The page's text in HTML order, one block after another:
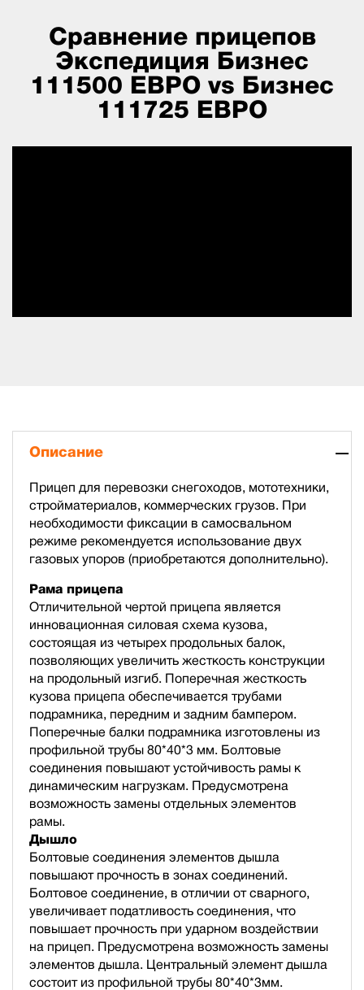
Сравнение прицепов
Экспедиция Бизнес
111500 ЕВРО vs Бизнес
111725 ЕВРО
Описание
Прицеп для перевозки снегоходов, мототехники,
стройматериалов, коммерческих грузов. При
необходимости фиксации в самосвальном
режиме рекомендуется использование двух
газовых упоров (приобретаются дополнительно).
Рама прицепа
Отличительной чертой прицепа является
инновационная силовая схема кузова,
состоящая из четырех продольных балок,
позволяющих увеличить жесткость конструкции
на продольный изгиб. Поперечная жесткость
кузова прицепа обеспечивается трубами
подрамника, передним и задним бампером.
Поперечные балки подрамника изготовлены из
профильной трубы 80*40*3 мм. Болтовые
соединения повышают устойчивость рамы к
динамическим нагрузкам. Предусмотрена
возможность замены отдельных элементов
рамы.
Дышло
Болтовые соединения элементов дышла
повышают прочность в зонах соединений.
Болтовое соединение, в отличии от сварного,
увеличивает податливость соединения, что
повышает прочность при ударном воздействии
на прицеп. Предусмотрена возможность замены
элементов дышла. Центральный элемент дышла
состоит из профильной трубы 80*40*3мм.